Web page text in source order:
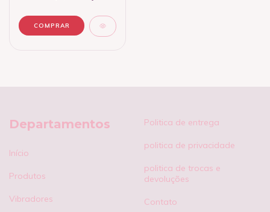
Departamentos
Início
Produtos
Vibradores
Politica de entrega
politica de privacidade
politica de trocas e
devoluções
Contato